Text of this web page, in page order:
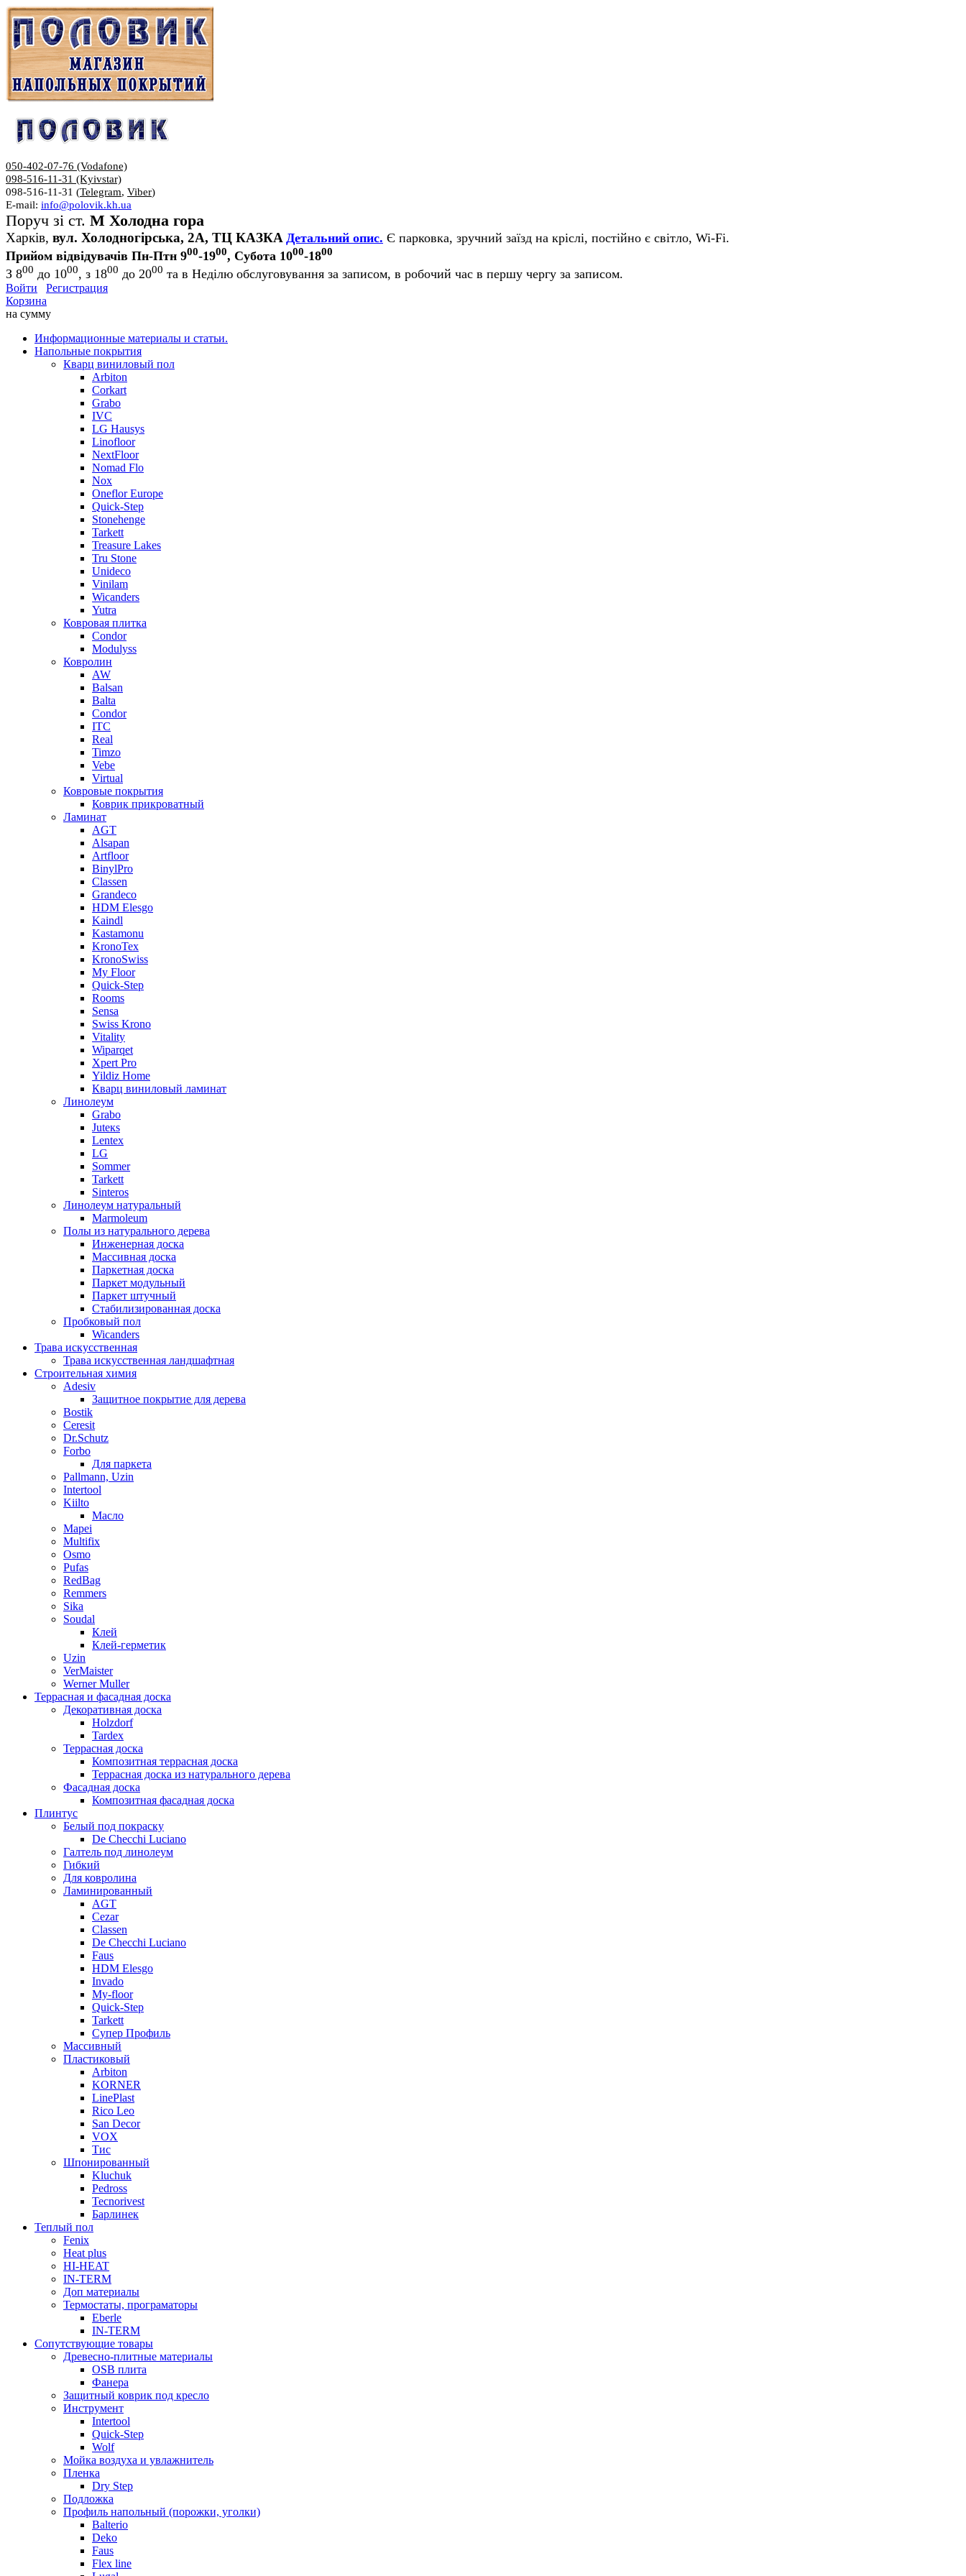
050-402-07-76 (Vodafone)
098-516-11-31 (Kyivstar)
098-516-11-31 (Telegram, Viber)
E-mail: info@polovik.kh.ua
Поруч зі ст. М Холодна гора
Харків, вул. Холодногірська, 2А, ТЦ КАЗКА Детальний опис. Є парковка, зручний заїзд на кріслі, постійно є світло, Wi-Fi.
Прийом відвідувачів Пн-Птн 900-1900, Субота 1000-1800
З 800 до 1000, з 1800 до 2000 та в Неділю обслуговування за записом, в робочий час в першу чергу за записом.
Войти
Регистрация
Корзина
на сумму
Информационные материалы и статьи.
Напольные покрытия
Кварц виниловый пол
Arbiton
Corkart
Grabo
IVC
LG Hausys
Linofloor
NextFloor
Nomad Flo
Nox
Oneflor Europe
Quick-Step
Stonehenge
Tarkett
Treasure Lakes
Tru Stone
Unideco
Vinilam
Wicanders
Yutra
Ковровая плитка
Condor
Modulyss
Ковролин
AW
Balsan
Balta
Condor
ITC
Real
Timzo
Vebe
Virtual
Ковровые покрытия
Коврик прикроватный
Ламинат
AGT
Alsapan
Artfloor
BinylPro
Classen
Grandeco
HDM Elesgo
Kaindl
Kastamonu
KronoTex
KronoSwiss
My Floor
Quick-Step
Rooms
Sensa
Swiss Krono
Vitality
Wiparqet
Xpert Pro
Yildiz Home
Кварц виниловый ламинат
Линолеум
Grabo
Juteкs
Lentex
LG
Sommer
Tarkett
Sinteros
Линолеум натуральный
Marmoleum
Полы из натурального дерева
Инженерная доска
Массивная доска
Паркетная доска
Паркет модульный
Паркет штучный
Стабилизированная доска
Пробковый пол
Wicanders
Трава искусственная
Трава искусственная ландшафтная
Строительная химия
Adesiv
Защитное покрытие для дерева
Bostik
Ceresit
Dr.Schutz
Forbo
Для паркета
Pallmann, Uzin
Intertool
Kiilto
Масло
Mapei
Multifix
Osmo
Pufas
RedBag
Remmers
Sika
Soudal
Клей
Клей-герметик
Uzin
VerMaister
Werner Muller
Террасная и фасадная доска
Декоративная доска
Holzdorf
Tardex
Террасная доска
Композитная террасная доска
Террасная доска из натурального дерева
Фасадная доска
Композитная фасадная доска
Плинтус
Белый под покраску
De Checchi Luciano
Галтель под линолеум
Гибкий
Для ковролина
Ламинированный
AGT
Cezar
Classen
De Checchi Luciano
Faus
HDM Elesgo
Invado
My-floor
Quick-Step
Tarkett
Супер Профиль
Массивный
Пластиковый
Arbiton
KORNER
LinePlast
Rico Leo
San Decor
VOX
Тис
Шпонированный
Kluchuk
Pedross
Tecnorivest
Барлинек
Теплый пол
Fenix
Heat plus
HI-HEAT
IN-TERM
Доп материалы
Термостаты, програматоры
Eberle
IN-TERM
Сопутствующие товары
Древесно-плитные материалы
OSB плита
Фанера
Защитный коврик под кресло
Инструмент
Intertool
Quick-Step
Wolf
Мойка воздуха и увлажнитель
Пленка
Dry Step
Подложка
Профиль напольный (порожки, уголки)
Balterio
Deko
Faus
Flex line